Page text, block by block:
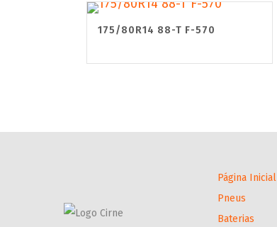
175/80R14 88-T F-570
Página Inicial
Pneus
Baterias